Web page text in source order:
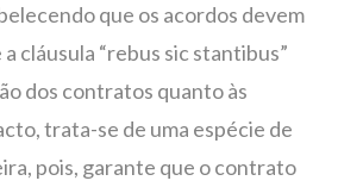
que os acordos devem
cláusula “rebus sic stantibus”
dos contratos quanto às
trata-se de uma espécie de
pois, garante que o contrato